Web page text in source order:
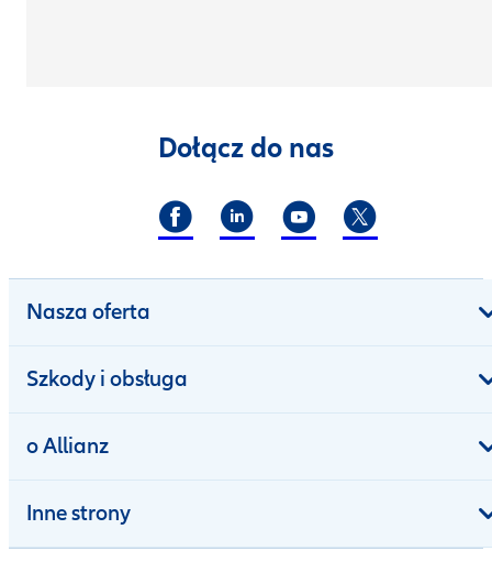
Dołącz do nas
Nasza oferta
Szkody i obsługa
o Allianz
Inne strony